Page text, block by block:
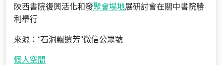
陜西書院復興活化和發聚會場地展研討會在關中書院勝
利舉行
來源：“石洞飄遺芳”微信公眾號
個人空間